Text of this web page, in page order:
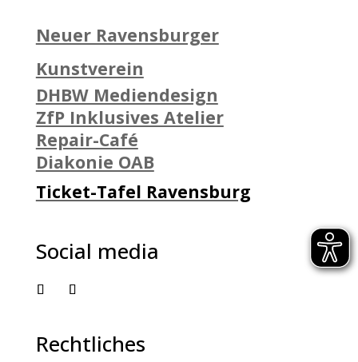
Neuer Ravensburger
Kunstverein
DHBW Mediendesign
ZfP Inklusives Atelier
Repair-Café
Diakonie OAB
Ticket-Tafel Ravensburg
Social media
Rechtliches